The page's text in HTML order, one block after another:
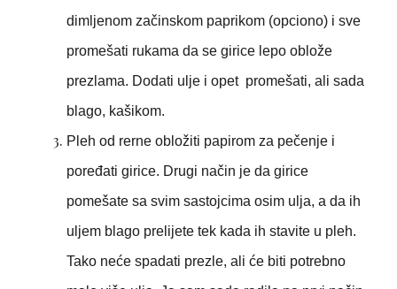
dimljenom začinskom paprikom (opciono) i sve
promešati rukama da se girice lepo oblože
prezlama. Dodati ulje i opet promešati, ali sada
blago, kašikom.
Pleh od rerne obložiti papirom za pečenje i
poređati girice. Drugi način je da girice
pomešate sa svim sastojcima osim ulja, a da ih
uljem blago prelijete tek kada ih stavite u pleh.
Tako neće spadati prezle, ali će biti potrebno